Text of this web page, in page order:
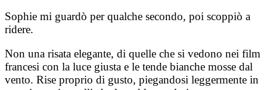
Sophie mi guardò per qualche secondo, poi scoppiò a
ridere.
Non una risata elegante, di quelle che si vedono nei film
francesi con la luce giusta e le tende bianche mosse dal
vento. Rise proprio di gusto, piegandosi leggermente in